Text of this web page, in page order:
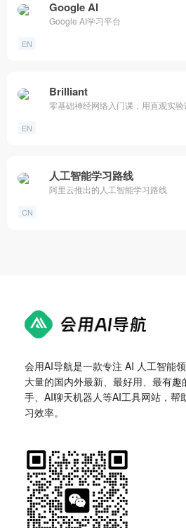
Google AI
Google AI学习平台
EN
Brilliant
零基础神经网络入门课，用直观实
EN
人工智能学习路线
阿里云推出的人工智能学习路线
CN
会用AI导航是一款专注 AI 人工智能
大量的国内外最新、最好用、最有
手、AI聊天机器人等AI工具网站，帮
习效率。